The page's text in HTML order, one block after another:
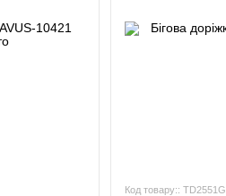
Код товару:: TD2551G